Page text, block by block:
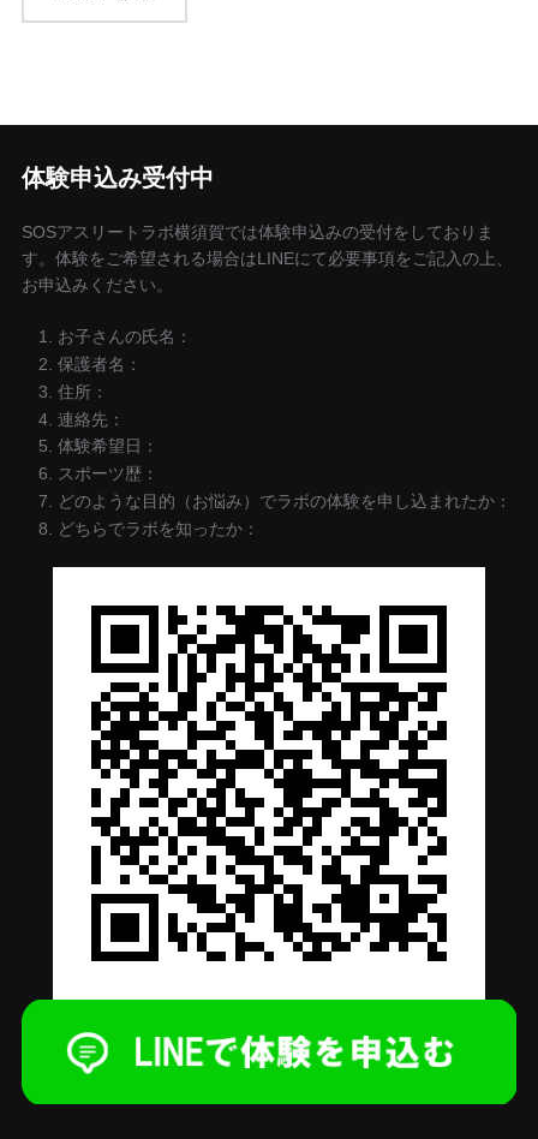
体験申込み受付中
SOSアスリートラボ横須賀では体験申込みの受付をしておりま
す。体験をご希望される場合はLINEにて必要事項をご記入の上、
お申込みください。
お子さんの氏名：
保護者名：
住所：
連絡先：
体験希望日：
スポーツ歴：
どのような目的（お悩み）でラボの体験を申し込まれたか：
どちらでラボを知ったか：